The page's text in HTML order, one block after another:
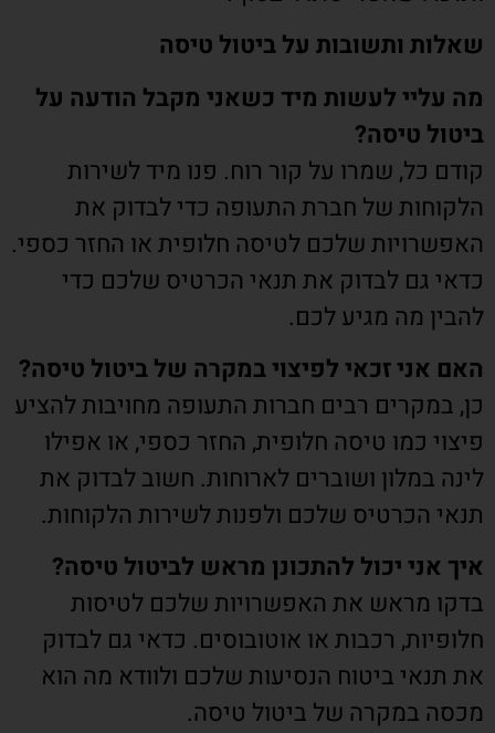
שאלות ותשובות על ביטול טיסה
מה עליי לעשות מיד כשאני מקבל הודעה על
ביטול טיסה?
קודם כל, שמרו על קור רוח. פנו מיד לשירות
הלקוחות של חברת התעופה כדי לבדוק את
האפשרויות שלכם לטיסה חלופית או החזר כספי.
כדאי גם לבדוק את תנאי הכרטיס שלכם כדי
להבין מה מגיע לכם.
האם אני זכאי לפיצוי במקרה של ביטול טיסה?
כן, במקרים רבים חברות התעופה מחויבות להציע
פיצוי כמו טיסה חלופית, החזר כספי, או אפילו
לינה במלון ושוברים לארוחות. חשוב לבדוק את
תנאי הכרטיס שלכם ולפנות לשירות הלקוחות.
איך אני יכול להתכונן מראש לביטול טיסה?
בדקו מראש את האפשרויות שלכם לטיסות
חלופיות, רכבות או אוטובוסים. כדאי גם לבדוק
את תנאי ביטוח הנסיעות שלכם ולוודא מה הוא
מכסה במקרה של ביטול טיסה.